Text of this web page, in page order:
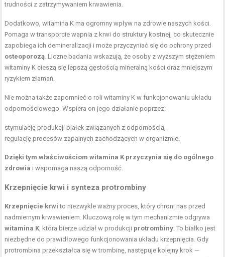
trudności z zatrzymywaniem krwawienia.
Dodatkowo, witamina K ma ogromny wpływ na zdrowie naszych kości.
Pomaga w transporcie wapnia z krwi do struktury kostnej, co skutecznie
zapobiega ich demineralizacji i może przyczyniać się do ochrony przed
osteoporozą. Liczne badania wskazują, że osoby z wyższym stężeniem
witaminy K cieszą się lepszą gęstością mineralną kości oraz mniejszym
ryzykiem złamań.
Nie można także zapomnieć o roli witaminy K w funkcjonowaniu układu
odpornościowego. Wspiera on jego działanie poprzez:
stymulację produkcji białek związanych z odpornością,
regulację procesów zapalnych zachodzących w organizmie.
Dzięki tym właściwościom witamina K przyczynia się do ogólnego
zdrowia i wspomaga naszą odporność.
Krzepnięcie krwi i synteza protrombiny
Krzepnięcie krwi to niezwykle ważny proces, który chroni nas przed
nadmiernym krwawieniem. Kluczową rolę w tym mechanizmie odgrywa
witamina K, która bierze udział w produkcji protrombiny. To białko jest
niezbędne do prawidłowego funkcjonowania układu krzepnięcia. Gdy
protrombina przekształca się w trombinę, następuje kolejny krok —